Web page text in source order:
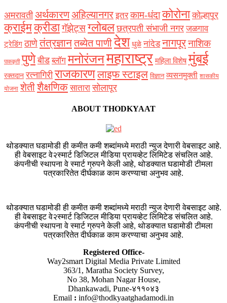
अमरावती अर्थकारणअहिल्यानगर इतर काम-धंदाकोरोना कोल्हापूर
क्राईमक्रीडागॅझेट्सग्लोबल छत्रपती संभाजी नगर जळगाव
ट्रेडिंग ठाणेतंत्रज्ञानतब्येत पाणीदेश धुळे नांदेड नागपूरनाशिक
पाककृती पुणे बीड ब्लॉग मनोरंजनमहाराष्ट्र महिला विशेष मुंबई
रक्‍तदान रत्नागिरी राजकारणलाइफ स्टाइल विज्ञान व्यसनमुक्ती शासकीय
योजना शेतीशैक्षणिक सातारा सोलापूर
ABOUT THODKYAAT
थोडक्यात घडामोडी ही कमीत कमी शब्दांमध्ये मराठी न्युज देणारी वेबसाइट आहे.
ही वेबसाइट वे२स्मार्ट डिजिटल मीडिया प्रायव्हेट लिमिटेड संचलित आहे.
कंपनीची स्थापना वे स्मार्ट ग्रुपने केली आहे, थोडक्यात घडामोडी टीमला
पत्रकारितेत दीर्घकाळ काम करण्याचा अनुभव आहे.
थोडक्यात घडामोडी ही कमीत कमी शब्दांमध्ये मराठी न्युज देणारी वेबसाइट आहे.
ही वेबसाइट वे२स्मार्ट डिजिटल मीडिया प्रायव्हेट लिमिटेड संचलित आहे.
कंपनीची स्थापना वे स्मार्ट ग्रुपने केली आहे, थोडक्यात घडामोडी टीमला
पत्रकारितेत दीर्घकाळ काम करण्याचा अनुभव आहे.
Registered Office-
Way2smart Digital Media Private Limited
363/1, Maratha Society Survey,
No 38, Mohan Nagar House,
Dhankawadi, Pune-४११०४३
Email : info@thodkyaatghadamodi.in